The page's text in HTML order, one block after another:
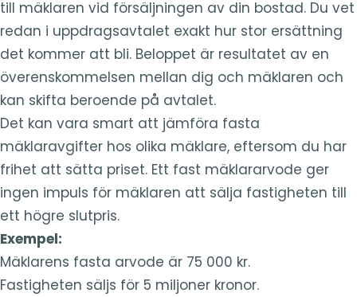
till mäklaren vid försäljningen av din bostad. Du vet
redan i uppdragsavtalet exakt hur stor ersättning
det kommer att bli. Beloppet är resultatet av en
överenskommelsen mellan dig och mäklaren och
kan skifta beroende på avtalet.
Det kan vara smart att jämföra fasta
mäklaravgifter hos olika mäklare, eftersom du har
frihet att sätta priset. Ett fast mäklararvode ger
ingen impuls för mäklaren att sälja fastigheten till
ett högre slutpris.
Exempel:
Mäklarens fasta arvode är 75 000 kr.
Fastigheten säljs för 5 miljoner kronor.